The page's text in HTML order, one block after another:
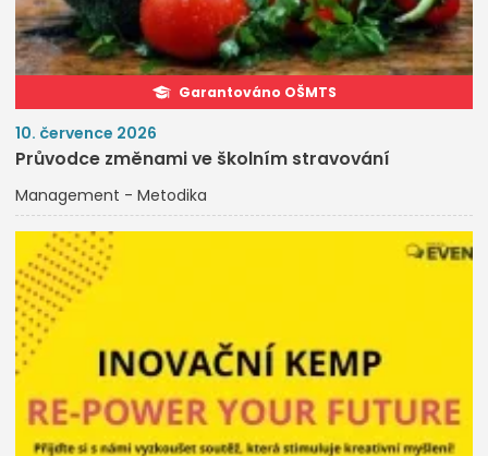
Garantováno OŠMTS
10. července 2026
Průvodce změnami ve školním stravování
Management - Metodika